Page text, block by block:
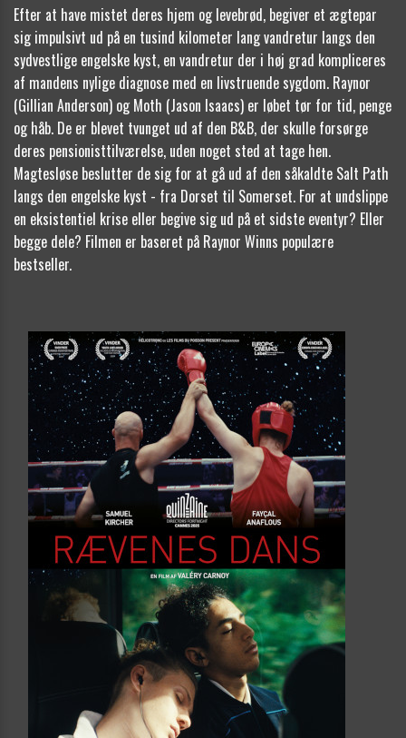
Efter at have mistet deres hjem og levebrød, begiver et ægtepar
sig impulsivt ud på en tusind kilometer lang vandretur langs den
sydvestlige engelske kyst, en vandretur der i høj grad kompliceres
af mandens nylige diagnose med en livstruende sygdom. Raynor
(Gillian Anderson) og Moth (Jason Isaacs) er løbet tør for tid, penge
og håb. De er blevet tvunget ud af den B&B, der skulle forsørge
deres pensionisttilværelse, uden noget sted at tage hen.
Magtesløse beslutter de sig for at gå ud af den såkaldte Salt Path
langs den engelske kyst - fra Dorset til Somerset. For at undslippe
en eksistentiel krise eller begive sig ud på et sidste eventyr? Eller
begge dele? Filmen er baseret på Raynor Winns populære
bestseller.